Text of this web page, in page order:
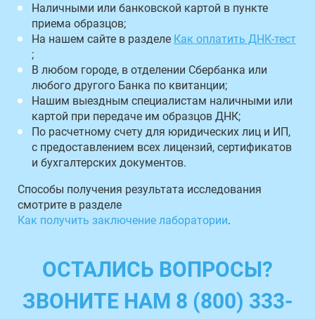
Наличными или банковской картой в пункте
приема образцов;
На нашем сайте в разделе Как оплатить ДНК-тест
;
В любом городе, в отделении Сбербанка или
любого другого Банка по квитанции;
Нашим выездным специалистам наличными или
картой при передаче им образцов ДНК;
По расчетному счету для юридических лиц и ИП,
с предоставлением всех лицензий, сертификатов
и бухгалтерских документов.
Способы получения результата исследования
смотрите в разделе
Как получить заключение лаборатории.
ОСТАЛИСЬ ВОПРОСЫ?
ЗВОНИТЕ НАМ 8 (800) 333-